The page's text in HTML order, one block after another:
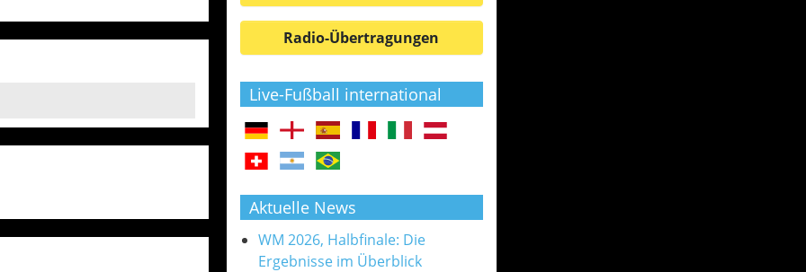
Radio-Übertragungen
Live-Fußball international
Aktuelle News
WM 2026, Halbfinale: Die
Ergebnisse im Überblick